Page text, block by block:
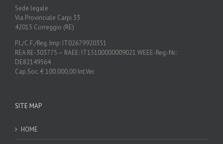
Sede legale
Via Provinciale Carpi 33
42015 Correggio (RE)
P.I./C.F./Reg. Imp: IT02679920351
REA RE-303775 – RAEE: IT15100000009021 WEEE-Reg.-Nr.:
DE82149564
Cap.Soc. € 100.000,00 Int.Ver.
SITE MAP
HOME